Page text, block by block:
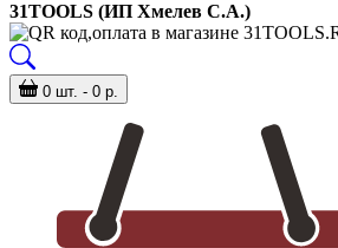
31TOOLS (ИП Хмелев С.А.)
0 шт. - 0 р.